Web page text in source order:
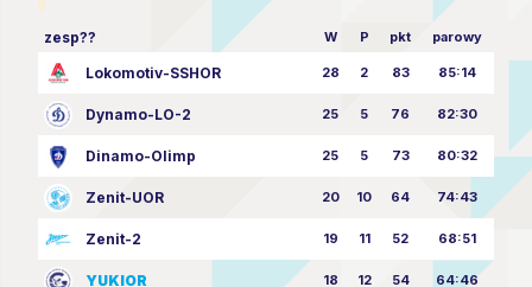
zesp?? W P pkt parowy
Lokomotiv-SSHOR 28 2 83 85:14
Dynamo-LO-2 25 5 76 82:30
Dinamo-Olimp 25 5 73 80:32
Zenit-UOR 20 10 64 74:43
Zenit-2 19 11 52 68:51
YUKIOR 18 12 54 64:46